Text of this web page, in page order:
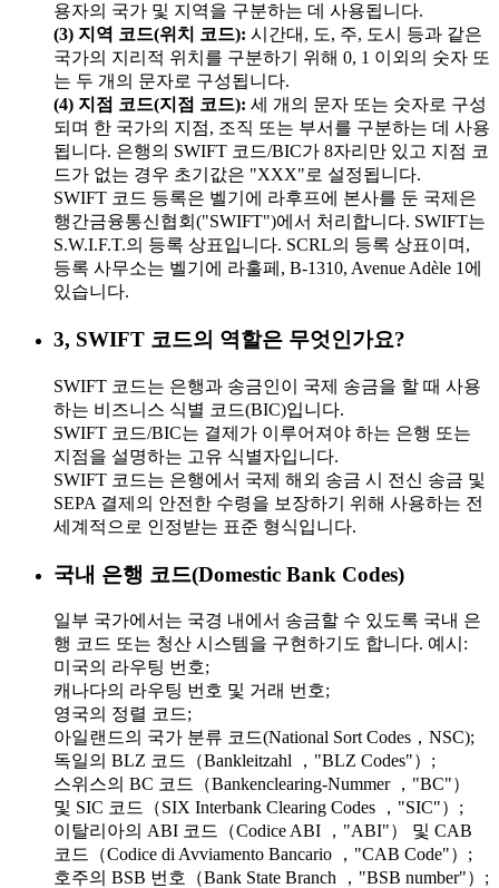
용자의 국가 및 지역을 구분하는 데 사용됩니다.
(3) 지역 코드(위치 코드): 시간대, 도, 주, 도시 등과 같은
국가의 지리적 위치를 구분하기 위해 0, 1 이외의 숫자 또
는 두 개의 문자로 구성됩니다.
(4) 지점 코드(지점 코드): 세 개의 문자 또는 숫자로 구성
되며 한 국가의 지점, 조직 또는 부서를 구분하는 데 사용
됩니다. 은행의 SWIFT 코드/BIC가 8자리만 있고 지점 코
드가 없는 경우 초기값은 "XXX"로 설정됩니다.
SWIFT 코드 등록은 벨기에 라후프에 본사를 둔 국제은
행간금융통신협회("SWIFT")에서 처리합니다. SWIFT는
S.W.I.F.T.의 등록 상표입니다. SCRL의 등록 상표이며,
등록 사무소는 벨기에 라훌페, B-1310, Avenue Adèle 1에
있습니다.
3, SWIFT 코드의 역할은 무엇인가요?
SWIFT 코드는 은행과 송금인이 국제 송금을 할 때 사용
하는 비즈니스 식별 코드(BIC)입니다.
SWIFT 코드/BIC는 결제가 이루어져야 하는 은행 또는
지점을 설명하는 고유 식별자입니다.
SWIFT 코드는 은행에서 국제 해외 송금 시 전신 송금 및
SEPA 결제의 안전한 수령을 보장하기 위해 사용하는 전
세계적으로 인정받는 표준 형식입니다.
국내 은행 코드(Domestic Bank Codes)
일부 국가에서는 국경 내에서 송금할 수 있도록 국내 은
행 코드 또는 청산 시스템을 구현하기도 합니다. 예시:
미국의 라우팅 번호;
캐나다의 라우팅 번호 및 거래 번호;
영국의 정렬 코드;
아일랜드의 국가 분류 코드(National Sort Codes，NSC);
독일의 BLZ 코드（Bankleitzahl ，"BLZ Codes"）;
스위스의 BC 코드（Bankenclearing-Nummer ，"BC"）
및 SIC 코드（SIX Interbank Clearing Codes ，"SIC"）;
이탈리아의 ABI 코드（Codice ABI ，"ABI"） 및 CAB
코드（Codice di Avviamento Bancario ，"CAB Code"）;
호주의 BSB 번호（Bank State Branch ，"BSB number"）;